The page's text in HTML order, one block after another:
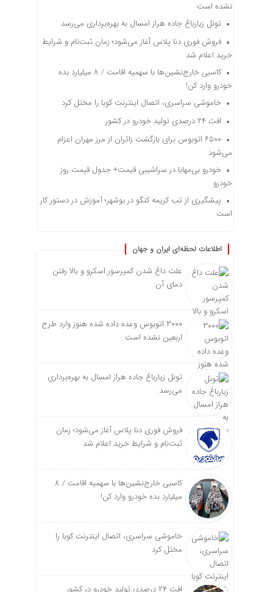
نشده است
تونل زیارباغ جاده هراز امسال به بهره‌برداری می‌رسد
فروش فوری دنا پلاس آغاز می‌شود؛ زمان ثبت‌نام و شرایط
خرید اعلام شد
کاسبی خارج‌نشین‌ها با سهمیه اقامت / ۸ میلیارد بده
خودرو وارد کن!
خاموشی سراسری، اتصال اینترنت کوبا را مختل کرد
افت ۲۴ درصدی تولید خودرو در کشور
۶۵۰۰ اتوبوس برای بازگشت زائران از مرز مهران اعزام
می‌شود
خودرو بی‌مهابا در سراشیبی قیمت+ جدول قیمت روز
خودرو
پیشگیری از تب کریمه کنگو در بوشهر؛ آموزش در دستور کار
است
اطلاعات لحظه‌ای ایران و جهان
علت داغ شدن کمپرسور اسکرو و بالا رفتن
دمای آن
۳۰۰۰ اتوبوس وعده داده شده هنوز وارد طرح
اربعین نشده است
تونل زیارباغ جاده هراز امسال به بهره‌برداری
می‌رسد
فروش فوری دنا پلاس آغاز می‌شود؛ زمان
ثبت‌نام و شرایط خرید اعلام شد
کاسبی خارج‌نشین‌ها با سهمیه اقامت / ۸
میلیارد بده خودرو وارد کن!
خاموشی سراسری، اتصال اینترنت کوبا را
مختل کرد
افت ۲۴ درصدی تولید خودرو در کشور